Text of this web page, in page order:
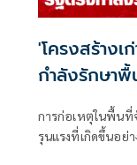
'โครงสร้างเ
กำลังรักษา
การก่อเหตุในพื้นที่
รุนแรงที่เกิดขึ้นอย่